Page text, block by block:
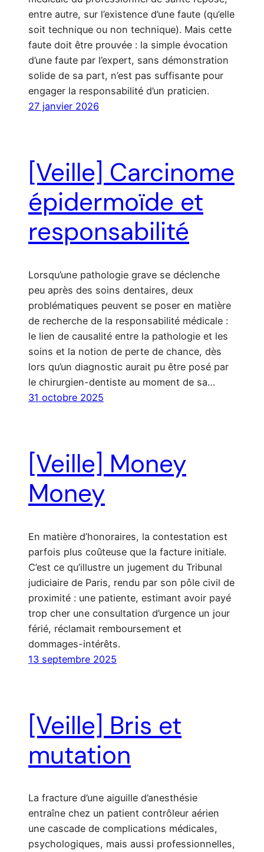
entre autre, sur l’existence d’une faute (qu’elle
soit technique ou non technique). Mais cette
faute doit être prouvée : la simple évocation
d’une faute par l’expert, sans démonstration
solide de sa part, n’est pas suffisante pour
engager la responsabilité d’un praticien.
27 janvier 2026
[Veille] Carcinome
épidermoïde et
responsabilité
Lorsqu’une pathologie grave se déclenche
peu après des soins dentaires, deux
problématiques peuvent se poser en matière
de recherche de la responsabilité médicale :
le lien de causalité entre la pathologie et les
soins et la notion de perte de chance, dès
lors qu’un diagnostic aurait pu être posé par
le chirurgien-dentiste au moment de sa…
31 octobre 2025
[Veille] Money
Money
En matière d’honoraires, la contestation est
parfois plus coûteuse que la facture initiale.
C’est ce qu’illustre un jugement du Tribunal
judiciaire de Paris, rendu par son pôle civil de
proximité : une patiente, estimant avoir payé
trop cher une consultation d’urgence un jour
férié, réclamait remboursement et
dommages-intérêts.
13 septembre 2025
[Veille] Bris et
mutation
La fracture d’une aiguille d’anesthésie
entraîne chez un patient contrôleur aérien
une cascade de complications médicales,
psychologiques, mais aussi professionnelles,